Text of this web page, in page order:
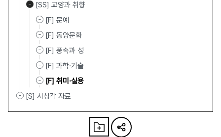
[SS] 교양과 취향
[F] 문예
[F] 동양문화
[F] 풍속과 성
[F] 과학·기술
[F] 취미·실용
[S] 시청각 자료